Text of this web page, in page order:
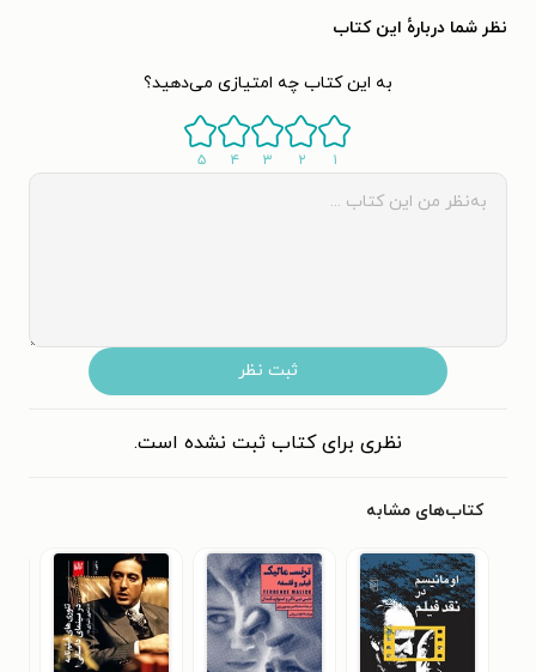
نظر شما دربارهٔ این کتاب
به این کتاب چه امتیازی می‌دهید؟
۱ ۲ ۳ ۴ ۵
ثبت نظر
نظری برای کتاب ثبت نشده است.
کتاب‌های مشابه